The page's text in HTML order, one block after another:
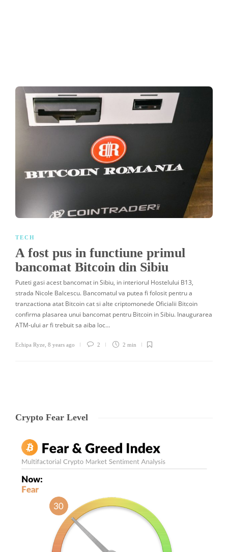
TECH
A fost pus in functiune primul
bancomat Bitcoin din Sibiu
Puteti gasi acest bancomat in Sibiu, in interiorul Hostelului B13,
strada Nicole Balcescu. Bancomatul va putea fi folosit pentru a
tranzactiona atat Bitcoin cat si alte criptomonede Oficialii Bitcoin
confirma plasarea unui bancomat pentru Bitcoin in Sibiu. Inaugurarea
ATM-ului ar fi trebuit sa aiba loc…
Echipa Ryze 8 years ago 2 2 min
Crypto Fear Level